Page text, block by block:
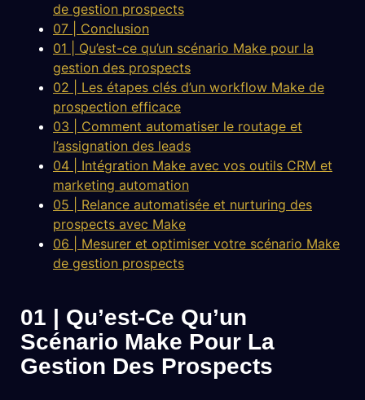
de gestion prospects
07 | Conclusion
01 | Qu’est-ce qu’un scénario Make pour la
gestion des prospects
02 | Les étapes clés d’un workflow Make de
prospection efficace
03 | Comment automatiser le routage et
l’assignation des leads
04 | Intégration Make avec vos outils CRM et
marketing automation
05 | Relance automatisée et nurturing des
prospects avec Make
06 | Mesurer et optimiser votre scénario Make
de gestion prospects
01 | Qu’est-Ce Qu’un
Scénario Make Pour La
Gestion Des Prospects